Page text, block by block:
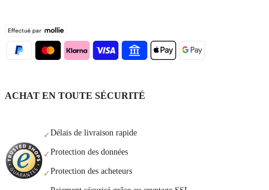
ACHAT EN TOUTE SÉCURITÉ
✓Délais de livraison rapide
✓Protection des données
✓Protection des acheteurs